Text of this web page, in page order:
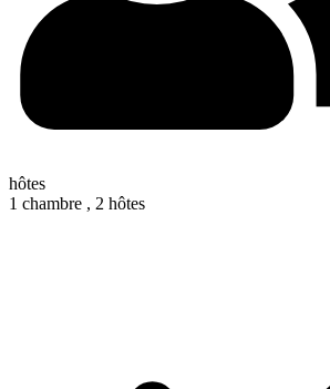
hôtes
1 chambre , 2 hôtes